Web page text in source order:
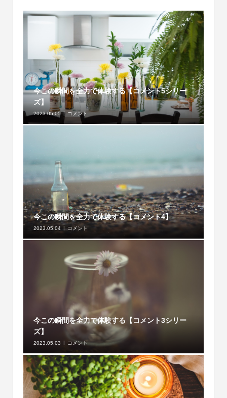
今この瞬間を全力で体験する【コメント5シリー
ズ】
2023.05.05 コメント
今この瞬間を全力で体験する【コメント4】
2023.05.04 コメント
今この瞬間を全力で体験する【コメント3シリー
ズ】
2023.05.03 コメント